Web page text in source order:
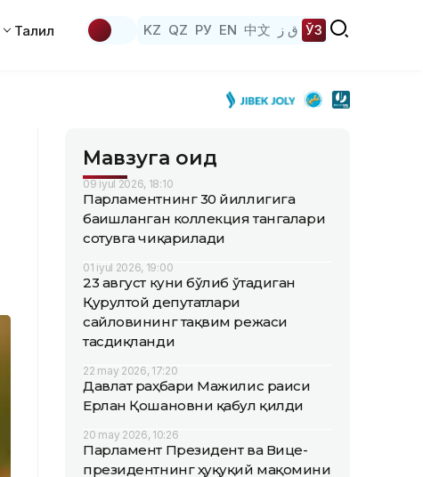
Таҳлил KZ QZ РУ EN 中文 ق ز ЎЗ
Мавзуга оид
09 iyul 2026, 18:10
Парламентнинг 30 йиллигига
бағишланган коллекция тангалари
сотувга чиқарилади
01 iyul 2026, 19:00
23 август куни бўлиб ўтадиган
Қурултой депутатлари
сайловининг тақвим режаси
тасдиқланди
22 may 2026, 17:20
Давлат раҳбари Мажилис раиси
Ерлан Қошановни қабул қилди
20 may 2026, 10:26
Парламент Президент ва Вице-
президентнинг ҳуқуқий мақомини